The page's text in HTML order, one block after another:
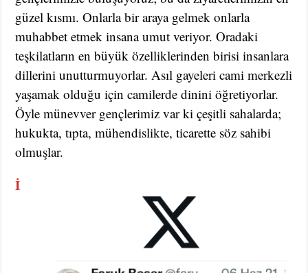
güzel kısmı. Onlarla bir araya gelmek onlarla
muhabbet etmek insana umut veriyor. Oradaki
teşkilatların en büyük özelliklerinden birisi insanlara
dillerini unutturmuyorlar. Asıl gayeleri cami merkezli
yaşamak olduğu için camilerde dinini öğretiyorlar.
Öyle münevver gençlerimiz var ki çeşitli sahalarda;
hukukta, tıpta, mühendislikte, ticarette söz sahibi
olmuşlar.
İ